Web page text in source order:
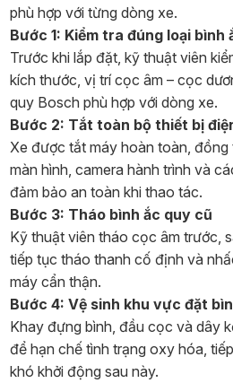
phù hợp với từng dòng xe.
Bước 1: Kiểm tra đúng loại bình
Trước khi lắp đặt, kỹ thuật viên
kích thước, vị trí cọc âm – cọc
quy Bosch phù hợp với dòng xe.
Bước 2: Tắt toàn bộ thiết bị
Xe được tắt máy hoàn toàn, đồng
màn hình, camera hành trình và
đảm bảo an toàn khi thao tác.
Bước 3: Tháo bình ắc quy cũ
Kỹ thuật viên tháo cọc âm trước,
tiếp tục tháo thanh cố định và
máy cẩn thận.
Bước 4: Vệ sinh khu vực đặt
Khay đựng bình, đầu cọc và dây
để hạn chế tình trạng oxy hóa,
khó khởi động sau này.